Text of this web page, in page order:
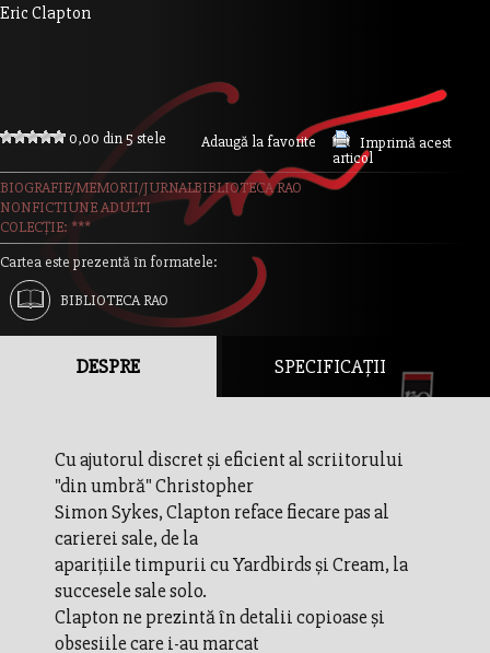
Eric Clapton
0,00 din 5 stele Adaugă la favorite
Imprimă acest
articol
BIOGRAFIE/MEMORII/JURNALBIBLIOTECA RAO
NONFICTIUNE ADULTI
COLECȚIE: ***
Cartea este prezentă în formatele:
BIBLIOTECA RAO
DESPRE SPECIFICAȚII
Cu ajutorul discret şi eficient al scriitorului
"din umbră" Christopher
Simon Sykes, Clapton reface fiecare pas al
carierei sale, de la
apariţiile timpurii cu Yardbirds şi Cream, la
succesele sale solo.
Clapton ne prezintă în detalii copioase şi
obsesiile care i-au marcat